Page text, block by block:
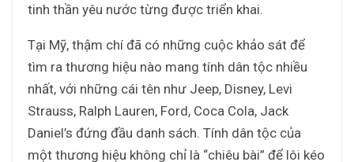
tinh thần yêu nước từng được triển khai.
Tại Mỹ, thậm chí đã có những cuộc khảo sát để
tìm ra thương hiệu nào mang tính dân tộc nhiều
nhất, với những cái tên như Jeep, Disney, Levi
Strauss, Ralph Lauren, Ford, Coca Cola, Jack
Daniel’s đứng đầu danh sách. Tính dân tộc của
một thương hiệu không chỉ là “chiêu bài” để lôi kéo